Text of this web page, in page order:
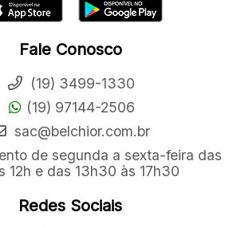
Fale Conosco
(19) 3499-1330
(19) 97144-2506
sac@belchior.com.br
de segunda a sexta-feira das
12h e das 13h30 às 17h30
Redes Sociais